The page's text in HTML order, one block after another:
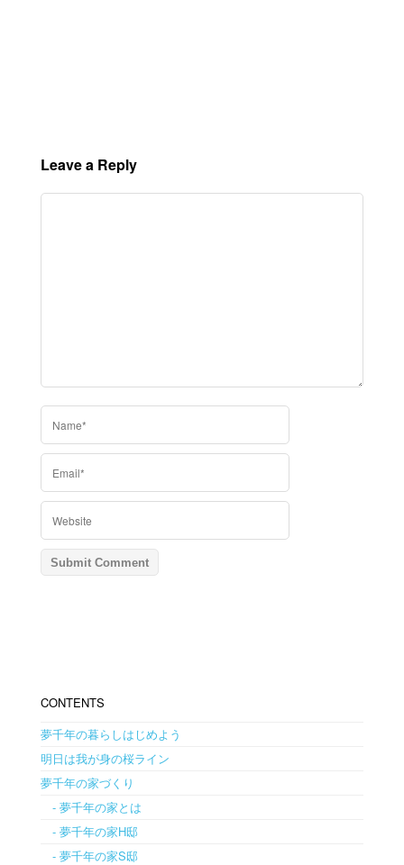
Leave a Reply
CONTENTS
夢千年の暮らしはじめよう
明日は我が身の桜ライン
夢千年の家づくり
- 夢千年の家とは
- 夢千年の家H邸
- 夢千年の家S邸